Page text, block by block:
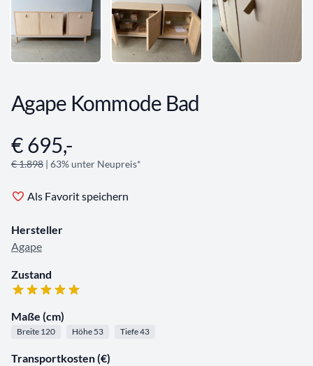
Agape Kommode Bad
Angebotsinformationen
€ 695,-
€ 1.898 | 63% unter Neupreis*
Als Favorit speichern
Hersteller
Agape
Zustand
Maße (cm)
Breite 120 Höhe 53 Tiefe 43
Transportkosten (€)